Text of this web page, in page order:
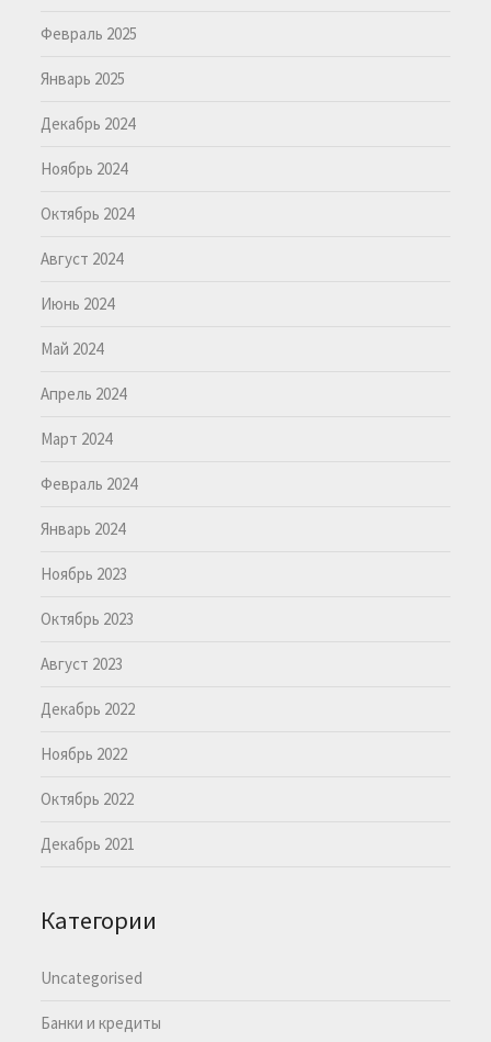
Февраль 2025
Январь 2025
Декабрь 2024
Ноябрь 2024
Октябрь 2024
Август 2024
Июнь 2024
Май 2024
Апрель 2024
Март 2024
Февраль 2024
Январь 2024
Ноябрь 2023
Октябрь 2023
Август 2023
Декабрь 2022
Ноябрь 2022
Октябрь 2022
Декабрь 2021
Категории
Uncategorised
Банки и кредиты